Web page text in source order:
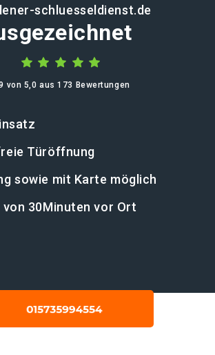
schluesseldienst.de
von 5,0 aus 173 Bewertungen
Türöffnung
sowie mit Karte möglich
von 30Minuten vor Ort